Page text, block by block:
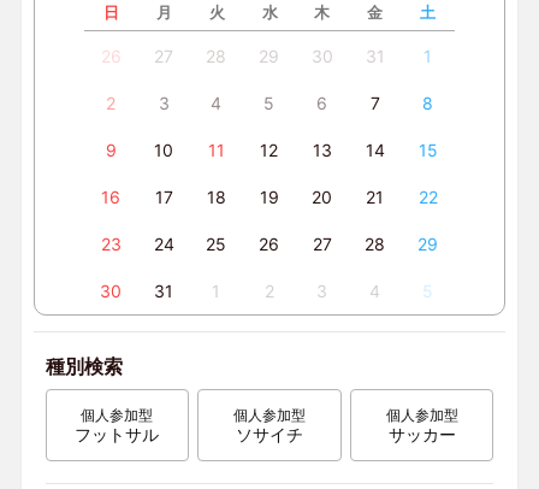
日 月 火 水 木 金 土
26 27 28 29 30 31 1
2 3 4 5 6 7 8
9 10 11 12 13 14 15
16 17 18 19 20 21 22
23 24 25 26 27 28 29
30 31 1 2 3 4 5
種別検索
個人参加型
フットサル
個人参加型
ソサイチ
個人参加型
サッカー